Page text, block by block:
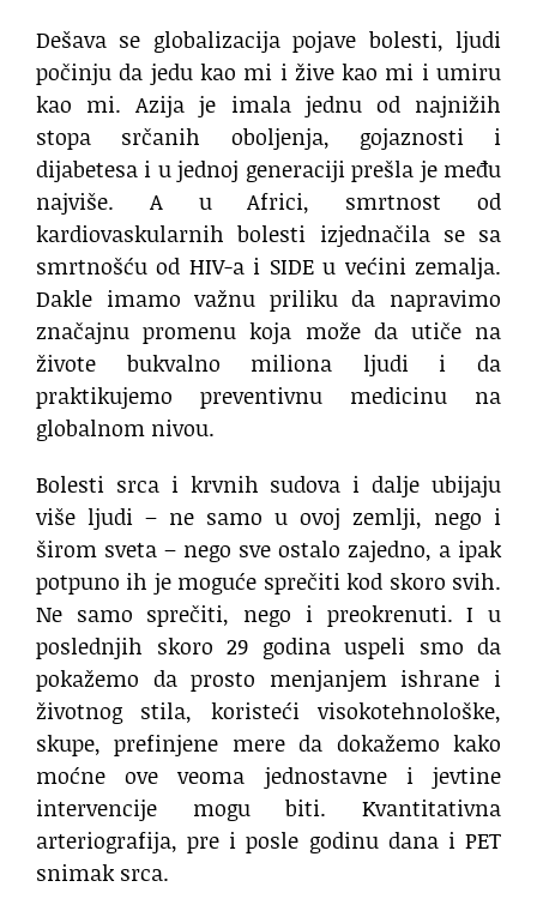
Dešava se globalizacija pojave bolesti, ljudi
počinju da jedu kao mi i žive kao mi i umiru
kao mi. Azija je imala jednu od najnižih
stopa srčanih oboljenja, gojaznosti i
dijabetesa i u jednoj generaciji prešla je među
najviše. A u Africi, smrtnost od
kardiovaskularnih bolesti izjednačila se sa
smrtnošću od HIV-a i SIDE u većini zemalja.
Dakle imamo važnu priliku da napravimo
značajnu promenu koja može da utiče na
živote bukvalno miliona ljudi i da
praktikujemo preventivnu medicinu na
globalnom nivou.
Bolesti srca i krvnih sudova i dalje ubijaju
više ljudi – ne samo u ovoj zemlji, nego i
širom sveta – nego sve ostalo zajedno, a ipak
potpuno ih je moguće sprečiti kod skoro svih.
Ne samo sprečiti, nego i preokrenuti. I u
poslednjih skoro 29 godina uspeli smo da
pokažemo da prosto menjanjem ishrane i
životnog stila, koristeći visokotehnološke,
skupe, prefinjene mere da dokažemo kako
moćne ove veoma jednostavne i jevtine
intervencije mogu biti. Kvantitativna
arteriografija, pre i posle godinu dana i PET
snimak srca.